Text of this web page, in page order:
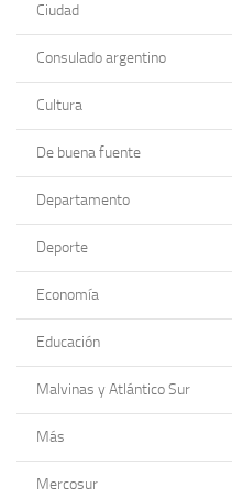
Ciudad
Consulado argentino
Cultura
De buena fuente
Departamento
Deporte
Economía
Educación
Malvinas y Atlántico Sur
Más
Mercosur